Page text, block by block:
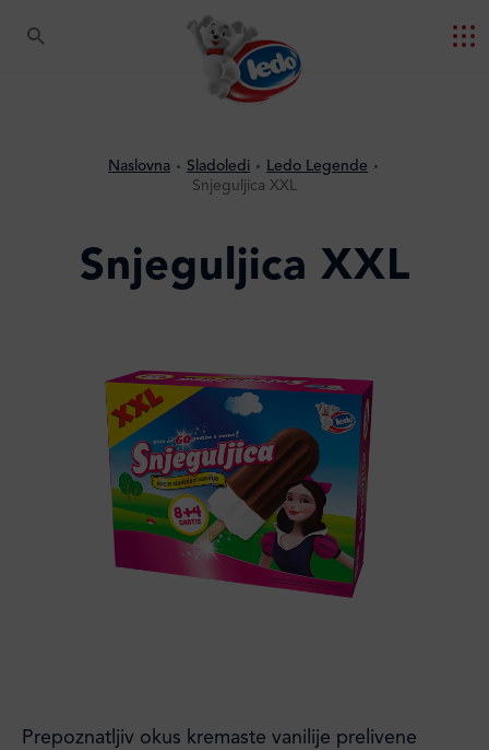
Naslovna Sladoledi
Ledo Legende
Snjeguljica XXL
Snjeguljica XXL
Prepoznatljiv okus kremaste vanilije prelivene